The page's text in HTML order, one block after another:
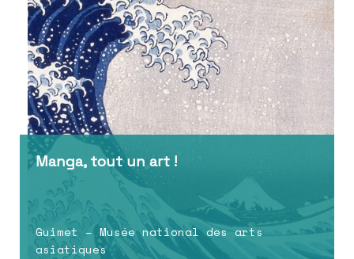
Manga, tout un art !
Guimet – Musée national des arts
asiatiques